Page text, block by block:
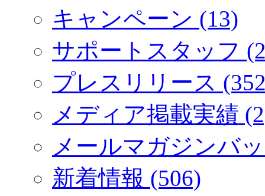
キャンペーン (13)
サポートスタッフ
プレスリリース
メディア掲載実績
メールマガジンバ
新着情報 (506)